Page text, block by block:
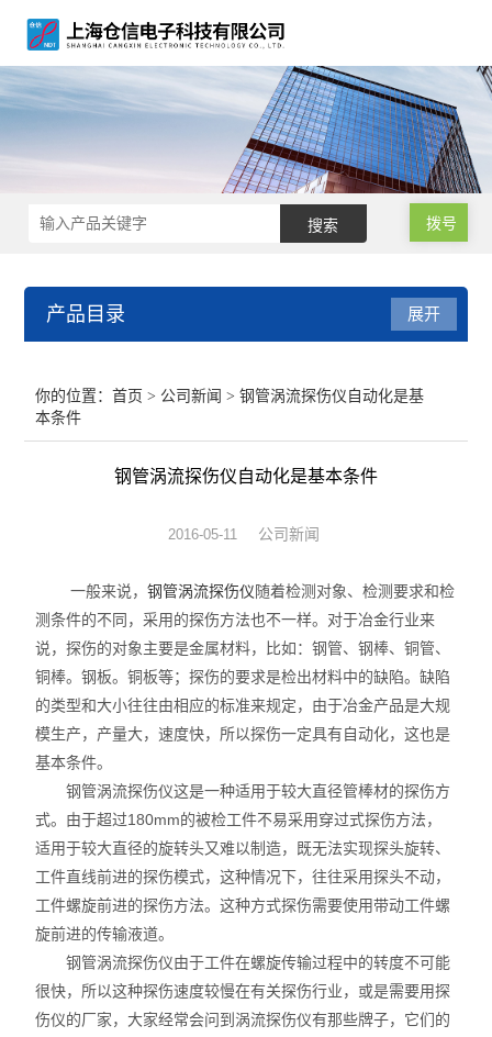
拨号
产品目录
涡流探伤设备
涡流探伤机
展开
你的位置：首页 > 公司新闻 > 钢管涡流探伤仪自动化是基
本条件
钢管涡流探伤仪自动化是基本条件
2016-05-11 公司新闻
一般来说，钢管涡流探伤仪随着检测对象、检测要求和检
测条件的不同，采用的探伤方法也不一样。对于冶金行业来
说，探伤的对象主要是金属材料，比如：钢管、钢棒、铜管、
铜棒。钢板。铜板等；探伤的要求是检出材料中的缺陷。缺陷
的类型和大小往往由相应的标准来规定，由于冶金产品是大规
模生产，产量大，速度快，所以探伤一定具有自动化，这也是
基本条件。
钢管涡流探伤仪这是一种适用于较大直径管棒材的探伤方
式。由于超过180mm的被检工件不易采用穿过式探伤方法，
适用于较大直径的旋转头又难以制造，既无法实现探头旋转、
工件直线前进的探伤模式，这种情况下，往往采用探头不动，
工件螺旋前进的探伤方法。这种方式探伤需要使用带动工件螺
旋前进的传输液道。
钢管涡流探伤仪由于工件在螺旋传输过程中的转度不可能
很快，所以这种探伤速度较慢在有关探伤行业，或是需要用探
伤仪的厂家，大家经常会问到涡流探伤仪有那些牌子，它们的